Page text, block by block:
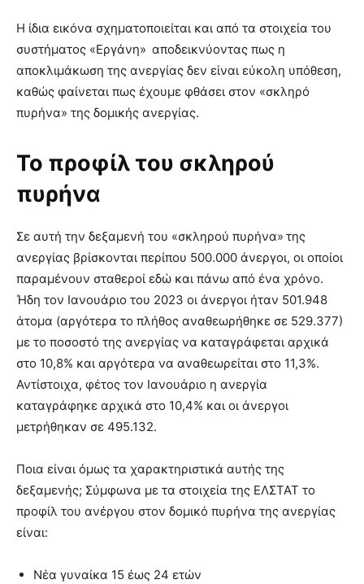
Η ίδια εικόνα σχηματοποιείται και από τα στοιχεία του
συστήματος «Εργάνη» αποδεικνύοντας πως η
αποκλιμάκωση της ανεργίας δεν είναι εύκολη υπόθεση,
καθώς φαίνεται πως έχουμε φθάσει στον «σκληρό
πυρήνα» της δομικής ανεργίας.
Το προφίλ του σκληρού
πυρήνα
Σε αυτή την δεξαμενή του «σκληρού πυρήνα» της
ανεργίας βρίσκονται περίπου 500.000 άνεργοι, οι οποίοι
παραμένουν σταθεροί εδώ και πάνω από ένα χρόνο.
Ήδη τον Ιανουάριο του 2023 οι άνεργοι ήταν 501.948
άτομα (αργότερα το πλήθος αναθεωρήθηκε σε 529.377)
με το ποσοστό της ανεργίας να καταγράφεται αρχικά
στο 10,8% και αργότερα να αναθεωρείται στο 11,3%.
Αντίστοιχα, φέτος τον Ιανουάριο η ανεργία
καταγράφηκε αρχικά στο 10,4% και οι άνεργοι
μετρήθηκαν σε 495.132.
Ποια είναι όμως τα χαρακτηριστικά αυτής της
δεξαμενής; Σύμφωνα με τα στοιχεία της ΕΛΣΤΑΤ το
προφίλ του ανέργου στον δομικό πυρήνα της ανεργίας
είναι:
Νέα γυναίκα 15 έως 24 ετών